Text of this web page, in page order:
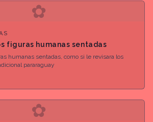
✿
figuras humanas sentadas
humanas sentadas, como si le revisara los
pararaguay
✿